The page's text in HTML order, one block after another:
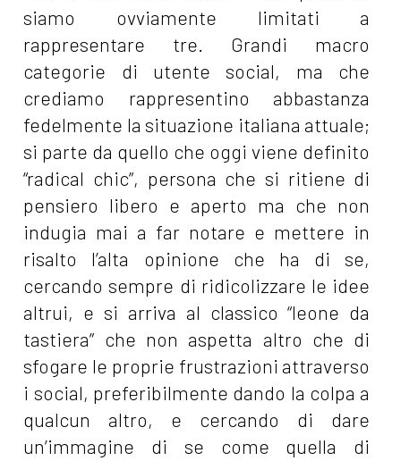
siamo ovviamente limitati a
rappresentare tre. Grandi macro
categorie di utente social, ma che
crediamo rappresentino abbastanza
fedelmente la situazione italiana attuale;
si parte da quello che oggi viene definito
“radical chic”, persona che si ritiene di
pensiero libero e aperto ma che non
indugia mai a far notare e mettere in
risalto l’alta opinione che ha di se,
cercando sempre di ridicolizzare le idee
altrui, e si arriva al classico “leone da
tastiera” che non aspetta altro che di
sfogare le proprie frustrazioni attraverso
i social, preferibilmente dando la colpa a
qualcun altro, e cercando di dare
un’immagine di se come quella di